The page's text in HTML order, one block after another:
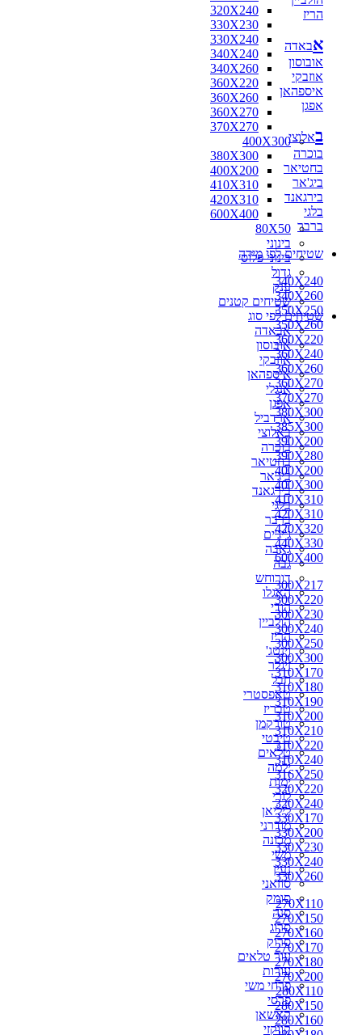
320X240
330X230
330X240
340X240
340X260
360X220
360X260
360X270
370X270
400X300
380X300
400X200
410X310
420X310
600X400
80X50
בינוני
בינוני פלוס
גדול
ענק
שטיחים קטנים
שטיחים לפי סוג
אבאדה
אובוסון
אוזבקי
איספהאן
אנגלי
אפגן
ארדביל
באלוצי
בוכרה
בחטיאר
ביג'אר
בירגאנד
בלגי
ברבר
ג'יג'ים
גאבה
גבה
דורוחש
האגלו
הודי
הולביין
הריז
וינטג'
זיגלר
חבל
טאפסטרי
טבריז
טורקמן
טיבטי
טלאים
ילמה
ימות
לורי
ליליאן
מודרני
מכונה
משי
נעין
סוזאני
סומק
סנה
סרוג
סרוק
עור טלאים
עורות
פרחי משי
פרסי
קאשאן
קווקזי
הריז
אבאדה
אובוסון
אוזבקי
איספהאן
אפגן
באלוצי
בוכרה
בחטיאר
ביג'אר
בירגאנד
בלגי
ברבר
שטיחים לפי מידה
340X240
340X260
350X250
350X260
360X220
360X240
360X260
360X270
370X270
380X300
385X300
390X200
390X280
400X200
400X300
410X310
420X310
420X320
440X330
600X400
300X217
300X220
300X230
300X240
300X250
300X300
310X170
310X180
310X190
310X200
310X210
310X220
310X240
316X250
320X220
320X240
330X170
330X200
330X230
330X240
330X260
270X110
270X150
270X160
270X170
270X180
270X200
280X110
280X150
280X160